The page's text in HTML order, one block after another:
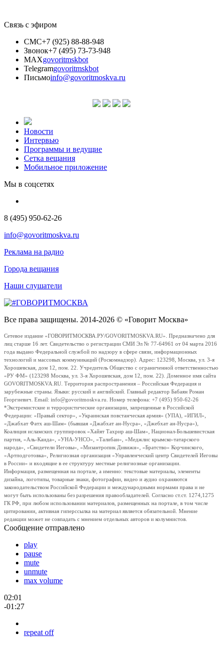
Связь с эфиром
СМС+7 (925) 88-88-948
Звонок+7 (495) 73-73-948
MAXgovoritmskbot
Telegramgovoritmskbot
Письмоinfo@govoritmoskva.ru
Новости
Интервью
Программы и ведущие
Сетка вещания
Мобильное приложение
Мы в соцсетях
8 (495) 950-62-26
info@govoritmoskva.ru
Реклама на радио
Города вещания
Наши слушатели
Все права защищены. 2014-2026 © «Говорит Москва»
Сетевое издание «ГОВОРИТМОСКВА.РУ/GOVORITMOSKVA.RU». Предназначено для
лиц старше 16 лет. Свидетельство о регистрации СМИ Эл № 77-64961 от 04 марта 2016
года выдано Федеральной службой по надзору в сфере связи, информационных
технологий и массовых коммуникаций (Роскомнадзор). Адрес: 123298, Москва, ул. 3-я
Хорошевская, дом 12, пом. 22. Учредитель Общество с ограниченной ответственностью
«РУ ФМ» (123298 Москва, ул. 3-я Хорошевская, дом 12, пом. 22). Доменное имя сайта
GOVORITMOSKVA.RU. Территория распространения – Российская Федерация и
зарубежные страны. Языки: русский и английский. Главный редактор Бабаян Роман
Георгиевич. Email: info@govoritmoskva.ru. Номер телефона: +7 (495) 950-62-26
*Экстремистские и террористические организации, запрещенные в Российской
Федерации: «Правый сектор», «Украинская повстанческая армия» (УПА), «ИГИЛ»,
«Джабхат Фатх аш-Шам» (бывшая «Джабхат ан-Нусра», «Джебхат ан-Нусра»),
Коалиция исламских группировок «Хайят Тахрир аш-Шам», Национал-Большевистская
партия, «Аль-Каида», «УНА-УНСО», «Талибан», «Меджлис крымско-татарского
народа», «Свидетели Иеговы», «Мизантропик Дивижн», «Братство» Корчинского,
«Артподготовка», Религиозная организация «Управленческий центр Свидетелей Иеговы
в России» и входящие в ее структуру местные религиозные организации.
Информация, размещенная на портале, а именно: текстовые материалы, элементы
дизайна, логотипы, товарные знаки, фотографии, видео и аудио охраняются
законодательством Российской Федерации и международными нормами права и не
могут быть использованы без разрешения правообладателей. Согласно ст.ст. 1274,1275
ГК РФ, при любом использовании материалов, размещенных на портале, в том числе
цитировании, активная гиперссылка на материал является обязательной. Мнение
редакции может не совпадать с мнением отдельных авторов и колумнистов.
Сообщение отправлено
play
pause
mute
unmute
max volume
02:01
-01:27
repeat off